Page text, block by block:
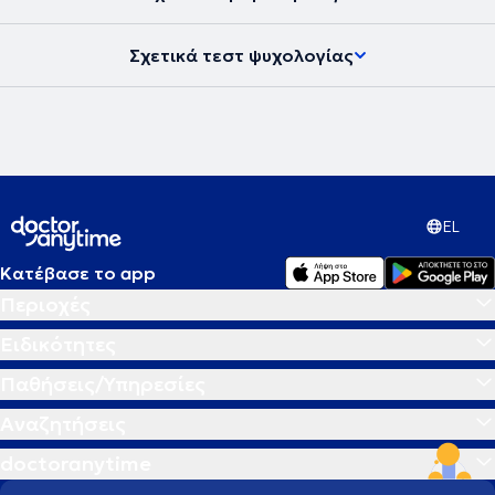
Σχετικά τεστ ψυχολογίας
EL
Κατέβασε το app